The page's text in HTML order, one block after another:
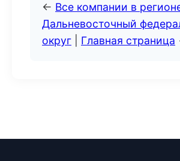
← Все компании в
Дальневосточный
округ
Главная страница